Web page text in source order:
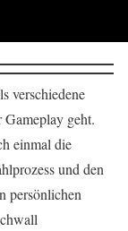
verschiedene
geht.
einmal die
und den
persönlichen